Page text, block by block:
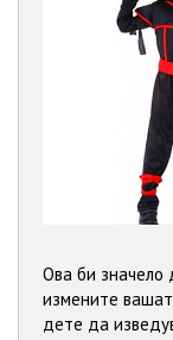
Ова би значело
измените
дете да